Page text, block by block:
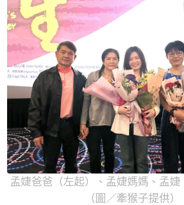
孟婕爸爸（左起）、孟婕媽媽、孟婕
（圖／牽猴子提供）